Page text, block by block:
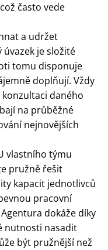
často vede
a udržet
úvazek je složité
tomu disponuje
doplňují. Vždy
daného
na průběžné
nejnovějších
vlastního týmu
pružně řešit
kapacit jednotlivců
pracovní
dokáže díky
nutnosti nasadit
být pružnější než